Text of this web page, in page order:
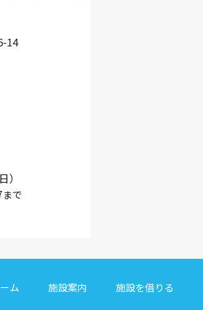
14
）
で
ム 施設案内 施設を借りる